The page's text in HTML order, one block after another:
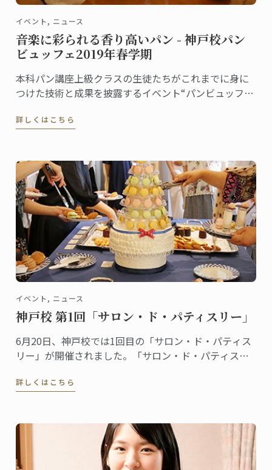
イベント, ニュース
音楽に彩られる香り高いパン - 神戸校パン
ビュッフェ2019年春学期
本科パン講座上級クラスの生徒たちがこれまでに身に
つけた技術と成果を披露するイベント“パンビュッフ
ズのパンをプレゼンテーションします。6月に神戸校で
詳しくはこちら
イベント, ニュース
神戸校 第1回「サロン・ド・パティスリー」
6月20日、神戸校では1回目の「サロン・ド・パティス
リー」が開催されました。「サロン・ド・パティスリ
す。
詳しくはこちら